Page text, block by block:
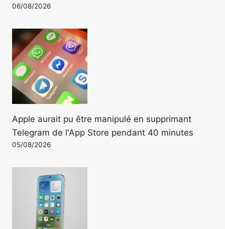
06/08/2026
Apple aurait pu être manipulé en supprimant
Telegram de l'App Store pendant 40 minutes
05/08/2026